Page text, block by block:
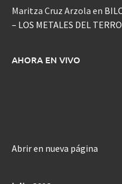
Maritza Cruz Arzola en
– LOS METALES DEL
AHORA EN VIVO
Abrir en nueva página